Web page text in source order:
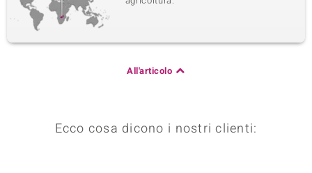
All'articolo
Ecco cosa dicono i nostri clienti: